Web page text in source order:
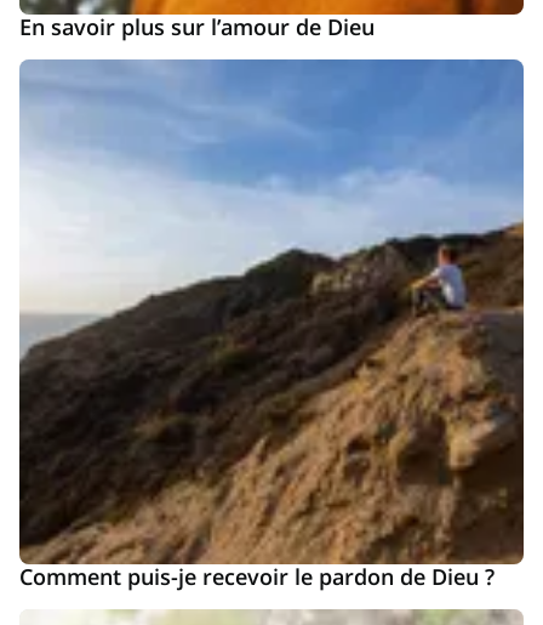
En savoir plus sur l’amour de Dieu
Comment puis-je recevoir le pardon de Dieu ?